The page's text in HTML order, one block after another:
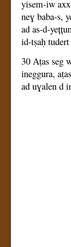
yisem-iw
neɣ baba-s,
ad as-d-
id-tṣaḥ
30 Aṭas seg
ineggura,
ad uɣalen d